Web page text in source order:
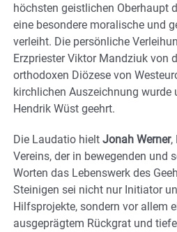
höchsten geistlichen Oberhaupt
eine besondere moralische und
verleiht. Die persönliche
Erzpriester Viktor Mandziuk von
orthodoxen Diözese von
kirchlichen Auszeichnung wurde
Hendrik Wüst geehrt.
Die Laudatio hielt Jonah Werner,
Vereins, der in bewegenden und
Worten das Lebenswerk des
Steinigen sei nicht nur Initiator
Hilfsprojekte, sondern vor allem
ausgeprägtem Rückgrat und